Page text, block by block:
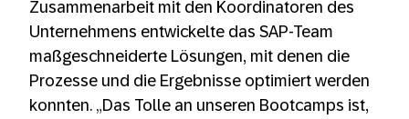
Zusammenarbeit mit den Koordinatoren des
Unternehmens entwickelte das SAP-Team
maßgeschneiderte Lösungen, mit denen die
Prozesse und die Ergebnisse optimiert werden
konnten. „Das Tolle an unseren Bootcamps ist,